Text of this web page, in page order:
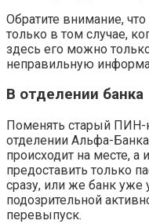
Обратите внимание,
только в том случае,
здесь его можно
неправильную
В отделении банка
Поменять старый
отделении Альфа-
происходит на месте, а
предоставить только
сразу, или же банк уже
подозрительной
перевыпуск.